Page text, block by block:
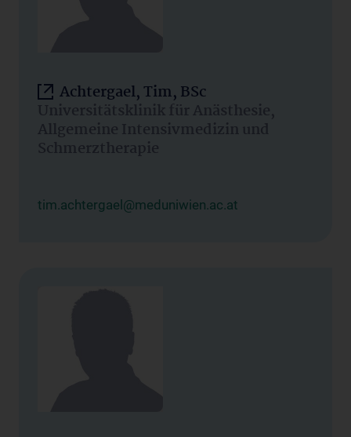
Achtergael, Tim, BSc
Universitätsklinik für Anästhesie,
Allgemeine Intensivmedizin und
Schmerztherapie
tim.achtergael@meduniwien.ac.at